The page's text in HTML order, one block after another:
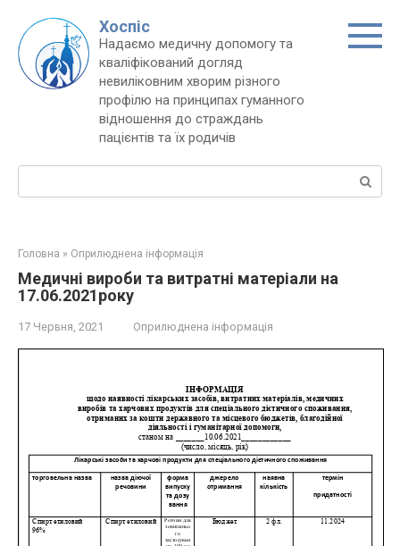
вмісту
Хоспіс
Надаємо медичну допомогу та
кваліфікований догляд
невиліковним хворим різного
профілю на принципах гуманного
відношення до страждань
пацієнтів та їх родичів
Пошук:
Головна » Оприлюднена інформація
Медичні вироби та витратні матеріали на
17.06.2021року
17 Червня, 2021 Оприлюднена інформація